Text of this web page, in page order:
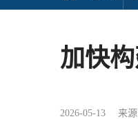
加快
2026-05-13 来源